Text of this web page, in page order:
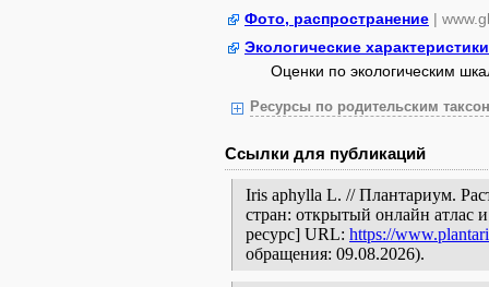
Фото, распространение |
Экологические характеристики
Оценки по экологическим
Ресурсы по родительским
Ссылки для публикаций
Iris aphylla L. // Плантариум.
стран: открытый онлайн атлас
ресурс] URL: https://
обращения: 09.08.2026).